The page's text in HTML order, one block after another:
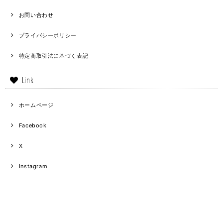
お問い合わせ
プライバシーポリシー
特定商取引法に基づく表記
Link
ホームページ
Facebook
X
Instagram